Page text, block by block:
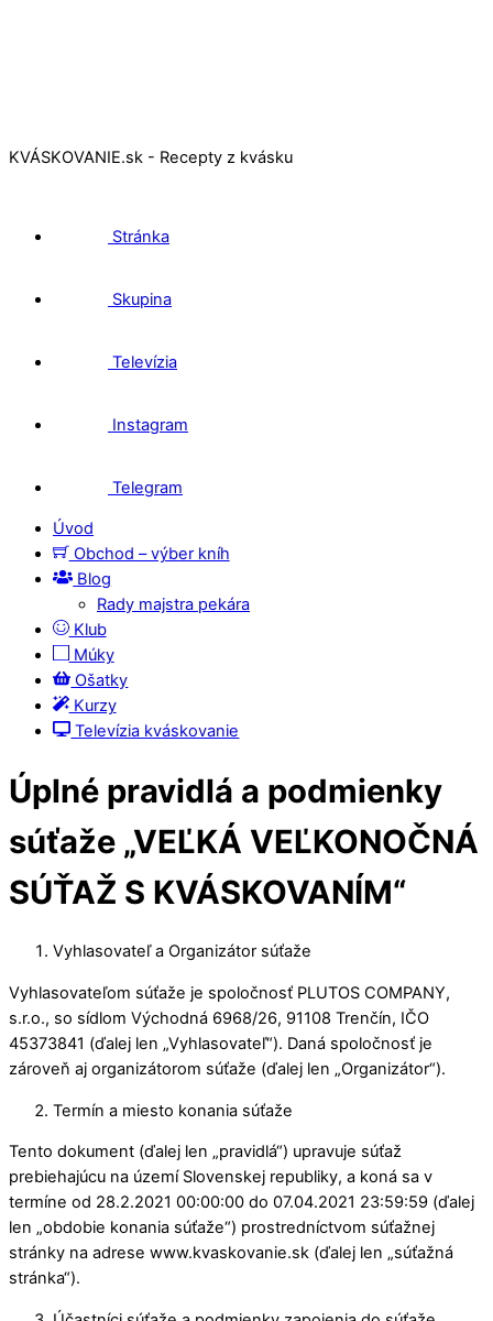
KVÁSKOVANIE.sk - Recepty z kvásku
Stránka
Skupina
Televízia
Instagram
Telegram
Úvod
Obchod – výber kníh
Blog
Rady majstra pekára
Klub
Múky
Ošatky
Kurzy
Televízia kváskovanie
Úplné pravidlá a podmienky
súťaže „VEĽKÁ VEĽKONOČNÁ
SÚŤAŽ S KVÁSKOVANÍM“
Vyhlasovateľ a Organizátor súťaže
Vyhlasovateľom súťaže je spoločnosť PLUTOS COMPANY,
s.r.o., so sídlom Východná 6968/26, 91108 Trenčín, IČO
45373841 (ďalej len „Vyhlasovateľ“). Daná spoločnosť je
zároveň aj organizátorom súťaže (ďalej len „Organizátor“).
Termín a miesto konania súťaže
Tento dokument (ďalej len „pravidlá“) upravuje súťaž
prebiehajúcu na území Slovenskej republiky, a koná sa v
termíne od 28.2.2021 00:00:00 do 07.04.2021 23:59:59 (ďalej
len „obdobie konania súťaže“) prostredníctvom súťažnej
stránky na adrese www.kvaskovanie.sk (ďalej len „súťažná
stránka“).